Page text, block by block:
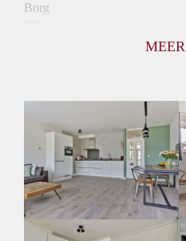
Borg
2,8 X Maandhuur Bruto
Huurtermijn
Onbepaalde termijn
Oplevering
Gestoffeerd
MEER